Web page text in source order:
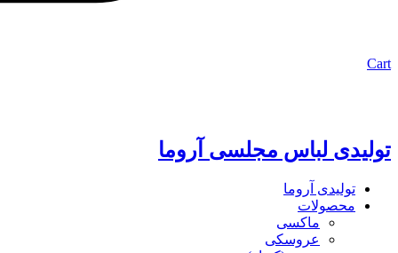
Cart
تولیدی لباس مجلسی آروما
تولیدی آروما
محصولات
ماکسی
عروسکی